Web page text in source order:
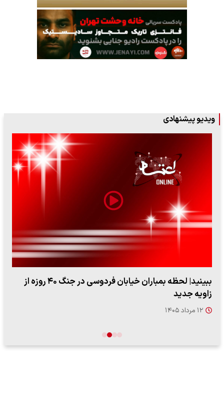
ویدیو پیشنهادی
اعتراض روزنامه اطلاعات از حملات به عادل فردوسی‌پور /
چرا می‌خواهید…
۱۲ مرداد ۱۴۰۵